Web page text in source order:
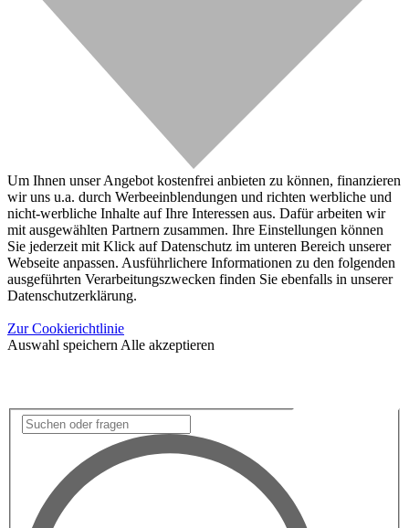
Um Ihnen unser Angebot kostenfrei anbieten zu können, finanzieren
wir uns u.a. durch Werbeeinblendungen und richten werbliche und
nicht-werbliche Inhalte auf Ihre Interessen aus. Dafür arbeiten wir
mit ausgewählten Partnern zusammen. Ihre Einstellungen können
Sie jederzeit mit Klick auf Datenschutz im unteren Bereich unserer
Webseite anpassen. Ausführlichere Informationen zu den folgenden
ausgeführten Verarbeitungszwecken finden Sie ebenfalls in unserer
Datenschutzerklärung.
Zur Cookierichtlinie
Auswahl speichern Alle akzeptieren